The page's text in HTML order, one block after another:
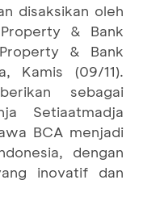
disaksikan oleh
& Bank
& Bank
Kamis (09/11).
sebagai
Setiaatmadja
BCA menjadi
dengan
inovatif dan